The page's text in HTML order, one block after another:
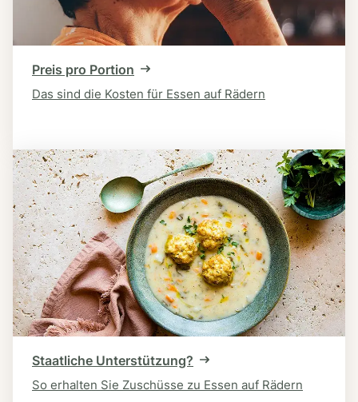
Preis pro Portion
Das sind die Kosten für Essen auf Rädern
Staatliche Unterstützung?
So erhalten Sie Zuschüsse zu Essen auf Rädern